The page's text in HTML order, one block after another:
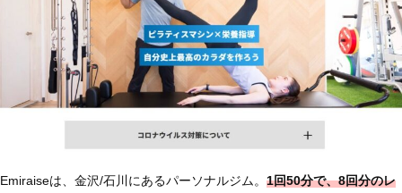
Emiraiseは、金沢/石川にあるパーソナルジム。 1回50分で、8回分のレ